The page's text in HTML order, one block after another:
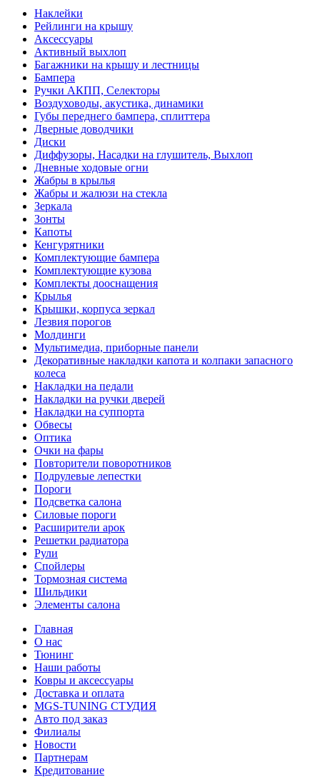
Наклейки
Рейлинги на крышу
Аксессуары
Активный выхлоп
Багажники на крышу и лестницы
Бампера
Ручки АКПП, Селекторы
Воздуховоды, акустика, динамики
Губы переднего бампера, сплиттера
Дверные доводчики
Диски
Диффузоры, Насадки на глушитель, Выхлоп
Дневные ходовые огни
Жабры в крылья
Жабры и жалюзи на стекла
Зеркала
Зонты
Капоты
Кенгурятники
Комплектующие бампера
Комплектующие кузова
Комплекты дооснащения
Крылья
Крышки, корпуса зеркал
Лезвия порогов
Молдинги
Мультимедиа, приборные панели
Декоративные накладки капота и колпаки запасного
колеса
Накладки на педали
Накладки на ручки дверей
Накладки на суппорта
Обвесы
Оптика
Очки на фары
Повторители поворотников
Подрулевые лепестки
Пороги
Подсветка салона
Силовые пороги
Расширители арок
Решетки радиатора
Рули
Спойлеры
Тормозная система
Шильдики
Элементы салона
Главная
О нас
Тюнинг
Наши работы
Ковры и аксессуары
Доставка и оплата
MGS-TUNING СТУДИЯ
Авто под заказ
Филиалы
Новости
Партнерам
Кредитование